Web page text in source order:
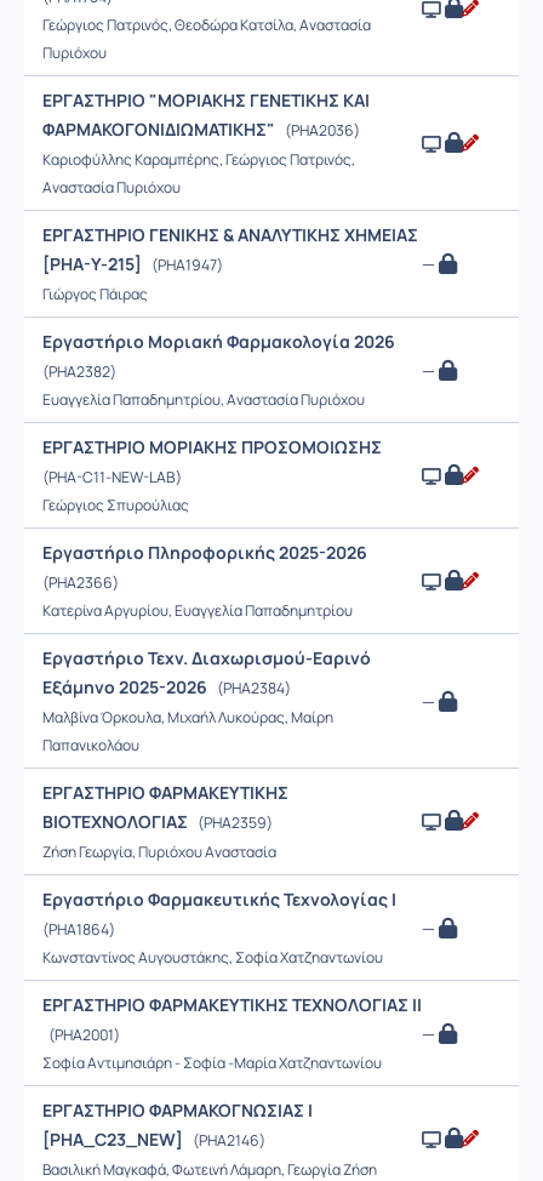
Γεώργιος Πατρινός, Θεοδώρα Κατσίλα, Αναστασία
Πυριόχου
ΕΡΓΑΣΤΗΡΙΟ "ΜΟΡΙΑΚΗΣ ΓΕΝΕΤΙΚΗΣ ΚΑΙ
ΦΑΡΜΑΚΟΓΟΝΙΔΙΩΜΑΤΙΚΗΣ" (PHA2036)
Καριοφύλλης Καραμπέρης, Γεώργιος Πατρινός,
Αναστασία Πυριόχου
ΕΡΓΑΣΤΗΡΙΟ ΓΕΝΙΚΗΣ & ΑΝΑΛΥΤΙΚΗΣ ΧΗΜΕΙΑΣ
[PΗΑ-Υ-215]
(PHA1947)
Γιώργος Πάιρας
—
Εργαστήριο Μοριακή Φαρμακολογία 2026
(PHA2382)
Ευαγγελία Παπαδημητρίου, Αναστασία Πυριόχου
—
ΕΡΓΑΣΤΗΡΙΟ ΜΟΡΙΑΚΗΣ ΠΡΟΣΟΜΟΙΩΣΗΣ
(PHA-C11-NEW-LAB)
Γεώργιος Σπυρούλιας
Εργαστήριο Πληροφορικής 2025-2026
(PHA2366)
Κατερίνα Αργυρίου, Ευαγγελία Παπαδημητρίου
Εργαστήριο Τεχν. Διαχωρισμού-Εαρινό
Εξάμηνο 2025-2026 (PHA2384)
Μαλβίνα Όρκουλα, Μιχαήλ Λυκούρας, Μαίρη
Παπανικολάου
—
ΕΡΓΑΣΤΗΡΙΟ ΦΑΡΜΑΚΕΥΤΙΚΗΣ
ΒΙΟΤΕΧΝΟΛΟΓΙΑΣ (PHA2359)
Ζήση Γεωργία, Πυριόχου Αναστασία
Εργαστήριο Φαρμακευτικής Τεχνολογίας Ι
(PHA1864)
Κωνσταντίνος Αυγουστάκης, Σοφία Χατζηαντωνίου
—
ΕΡΓΑΣΤΗΡΙΟ ΦΑΡΜΑΚΕΥΤΙΚΗΣ ΤΕΧΝΟΛΟΓΙΑΣ ΙΙ
(PHA2001)
Σοφία Αντιμησιάρη - Σοφία -Μαρία Χατζηαντωνίου
—
ΕΡΓΑΣΤΗΡΙΟ ΦΑΡΜΑΚΟΓΝΩΣΙΑΣ Ι
[PHA_C23_NEW]
(PHA2146)
Βασιλική Μαγκαφά, Φωτεινή Λάμαρη, Γεωργία Ζήση